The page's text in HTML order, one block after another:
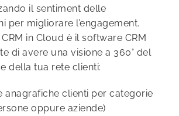
il sentiment delle
per migliorare l’engagement.
in Cloud è il software CRM
di avere una visione a 360° del
della tua rete clienti:
anagrafiche clienti per categorie
oppure aziende)